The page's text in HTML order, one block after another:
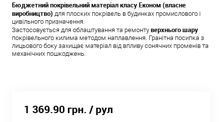
Бюджетний покрівельний матеріал класу Економ (власне
виробництво) для плоских покрівель в будинках промислового і
цивільного призначення.
Застосовується для облаштування та ремонту верхнього шару
покрівельного килима методом наплавлення. Гранітна посипка з
лицьового боку захищає матеріал від впливу сонячних променів та
механічних пошкоджень.
1 369.90 грн. / рул